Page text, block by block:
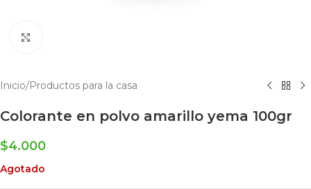
Inicio/Productos para la casa
Colorante en polvo amarillo yema 100gr
$4.000
Agotado